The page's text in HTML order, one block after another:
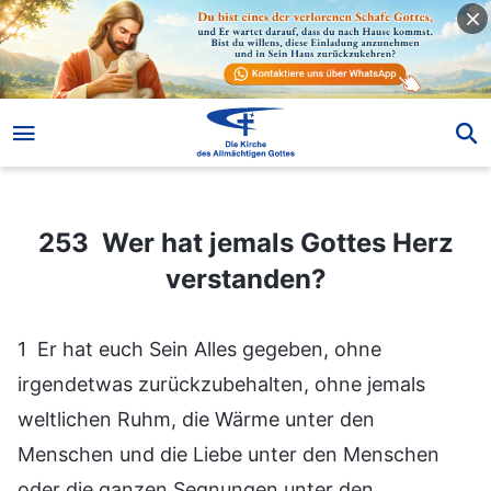
253 Wer hat jemals Gottes Herz verstanden?
253 Wer hat jemals Gottes Herz
verstanden?
1 Er hat euch Sein Alles gegeben, ohne
irgendetwas zurückzubehalten, ohne jemals
weltlichen Ruhm, die Wärme unter den
Menschen und die Liebe unter den Menschen